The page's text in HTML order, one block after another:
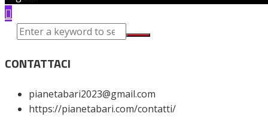
CONTATTACI
pianetabari2023@gmail.com
https://pianetabari.com/contatti/